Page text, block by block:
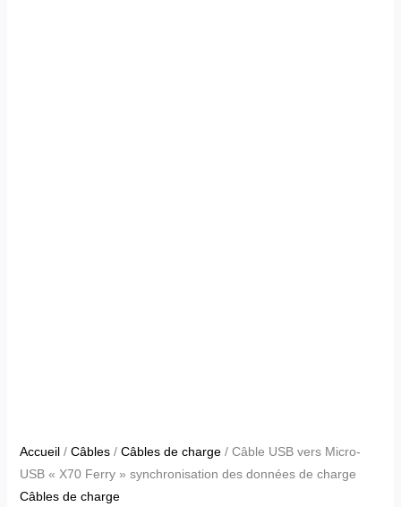
Accueil/ Câbles/ Câbles de charge/ Câble USB vers Micro-
USB « X70 Ferry » synchronisation des données de charge
Câbles de charge